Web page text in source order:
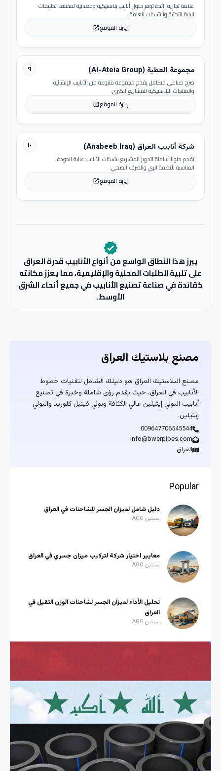
علامة تجارية رائدة توفر حلول أنابيب بلاستيكية ومعدنية لمختلف تطبيقات
البنية التحتية والشبكات العامة.
زيارة الموقعopen_in_new
٩ مجموعة العطية (Al-Ateia Group)
صرح صناعي متكامل يقدم مجموعة متنوعة من الأنابيب الإنشائية
والمنتجات البلاستيكية للمشاريع الكبرى.
زيارة الموقعopen_in_new
١٠ شركة أنابيب العراق (Anabeeb Iraq)
تقدم حلولاً شاملة لتجهيز المشاريع بشبكات الأنابيب عالية الجودة
المناسبة لأنظمة الري والصرف الصحي.
زيارة الموقعopen_in_new
verified
يبرز هذا النطاق الواسع من أنواع الأنابيب قدرة العراق
على تلبية الطلبات المحلية والإقليمية، مما يعزز مكانته
كقائدة في صناعة تصنيع الأنابيب في جميع أنحاء الشرق
الأوسط.
مصنع بلاستيك العراق
مصنع البلاستيك العراق هو دليلك الشامل لتقنيات خطوط
الأنابيب في العراق، حيث يقدم رؤى شاملة وخبرة في تصنيع
أنابيب البولي إيثيلين عالي الكثافة وبولي فينيل كلوريد والبولي
إيثيلين.
009647706545544
info@bwerpipes.com
العراق
Popular
دليل شامل لميزان الجسر للشاحنات في العراق
سنتين AGO
معايير اختيار شركة لتركيب ميزان جسري في العراق
سنتين AGO
تحليل الأداء لميزان الجسر لشاحنات الوزن الثقيل في
العراق
سنتين AGO